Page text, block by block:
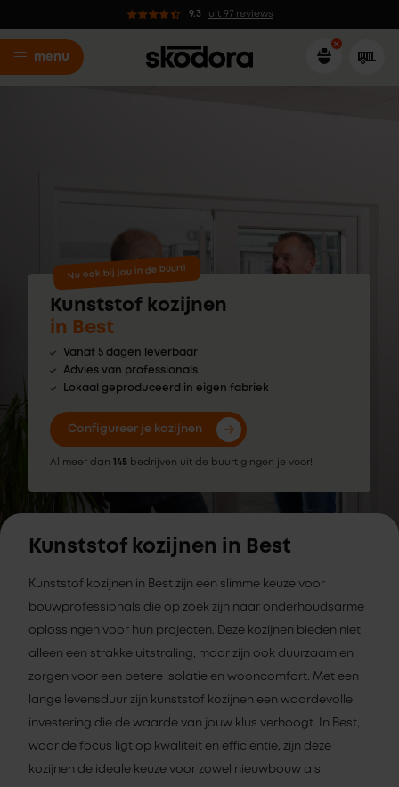
9.3 uit 97 reviews
menu
Nu ook bij jou in de buurt!
Kunststof kozijnen
in Best
Vanaf 5 dagen leverbaar
Advies van professionals
Lokaal geproduceerd in eigen fabriek
Configureer je kozijnen
Al meer dan 145 bedrijven uit de buurt gingen je voor!
Kunststof kozijnen in Best
Kunststof kozijnen in Best zijn een slimme keuze voor
bouwprofessionals die op zoek zijn naar onderhoudsarme
oplossingen voor hun projecten. Deze kozijnen bieden niet
alleen een strakke uitstraling, maar zijn ook duurzaam en
zorgen voor een betere isolatie en wooncomfort. Met een
lange levensduur zijn kunststof kozijnen een waardevolle
investering die de waarde van jouw klus verhoogt. In Best,
waar de focus ligt op kwaliteit en efficiëntie, zijn deze
kozijnen de ideale keuze voor zowel nieuwbouw als